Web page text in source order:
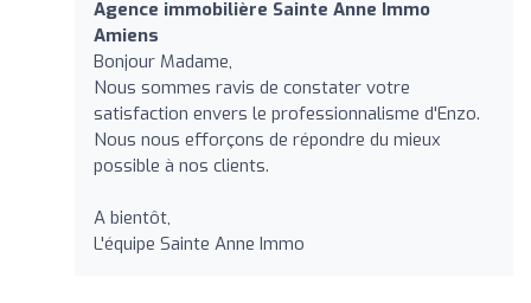
Agence immobilière Sainte Anne Immo
Amiens
Bonjour Madame,
Nous sommes ravis de constater votre
satisfaction envers le professionnalisme d'Enzo.
Nous nous efforçons de répondre du mieux
possible à nos clients.
A bientôt,
L'équipe Sainte Anne Immo